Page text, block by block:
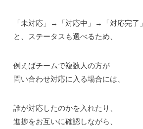
「未対応」→「対応中」→「対応完了」
と、ステータスも選べるため、
例えばチームで複数人の方が
問い合わせ対応に入る場合には、
誰が対応したのかを入れたり、
進捗をお互いに確認しながら、